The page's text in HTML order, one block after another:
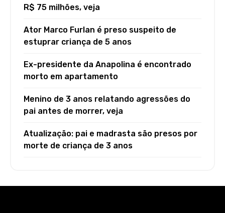
R$ 75 milhões, veja
Ator Marco Furlan é preso suspeito de
estuprar criança de 5 anos
Ex-presidente da Anapolina é encontrado
morto em apartamento
Menino de 3 anos relatando agressões do
pai antes de morrer, veja
Atualização: pai e madrasta são presos por
morte de criança de 3 anos